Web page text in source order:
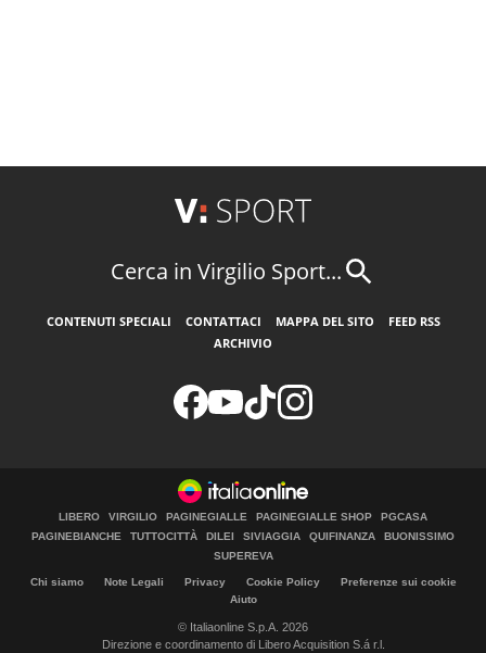
Cerca in Virgilio Sport...
CONTENUTI SPECIALI CONTATTACI MAPPA DEL SITO
FEED RSS
ARCHIVIO
LIBERO VIRGILIO PAGINEGIALLE PAGINEGIALLE SHOP
PGCASA
PAGINEBIANCHE
TUTTOCITTÀ DILEI SIVIAGGIA QUIFINANZA
BUONISSIMO
SUPEREVA
Chi siamo Note Legali Privacy Cookie Policy
Preferenze sui cookie
Aiuto
© Italiaonline S.p.A. 2026
Direzione e coordinamento di Libero Acquisition S.á r.l.